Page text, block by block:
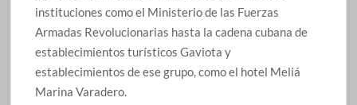
instituciones como el Ministerio de las Fuerzas
Armadas Revolucionarias hasta la cadena cubana de
establecimientos turísticos Gaviota y
establecimientos de ese grupo, como el hotel Meliá
Marina Varadero.